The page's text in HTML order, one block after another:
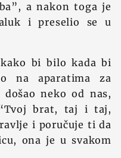
a nakon toga je
i preselio se u
bi bilo kada bi
na aparatima za
neko od nas,
brat, taj i taj,
i poručuje ti da
ona je u svakom